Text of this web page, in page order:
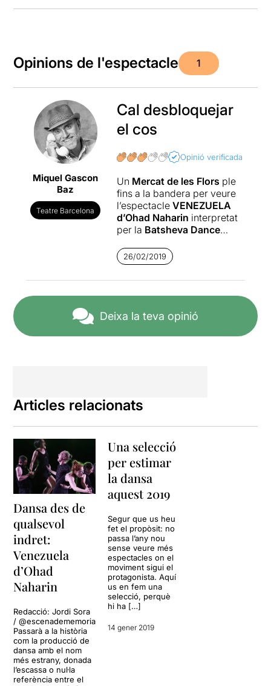
Opinions de l'espectacle 1
Miquel Gascon
Baz
Teatre Barcelona
Cal desbloquejar
el cos
Opinió verificada
Un Mercat de les Flors ple
fins a la bandera per veure
l’espectacle VENEZUELA
d’Ohad Naharin interpretat
per la Batsheva Dance
Ohad Naharin
és un ballarí i coreògraf
2017 va ser el director
artístic de la Batsheva
Dance Company, companyia
vam prendre contacte l'any
2011 amb la peça
que va interpretar la
Festival Grec.
Creador del llenguatge del
moviment anomenat
que posa en el centre de la
potencia la improvisació i el
moviment de parts del cos.
Una greu lesió d’esquena el
va obligar, a ell
personalment, a expressar-
se corporalment
desbloquejant altres parts
del seu cos.
Investigador constant del
26/02/2019
Deixa la teva opinió
Articles relacionats
Dansa des de
qualsevol
indret:
Venezuela
d’Ohad
Naharin
Redacció: Jordi Sora
/ @escenadememoria
Passarà a la història
com la producció de
dansa amb el nom
més estrany, donada
l’escassa o nul·la
referència entre el
Una selecció
per estimar
la dansa
aquest 2019
Segur que us heu
fet el propòsit: no
passa l’any nou
sense veure més
espectacles on el
moviment sigui el
protagonista. Aquí
us en fem una
selecció, perquè
hi ha […]
14 gener 2019